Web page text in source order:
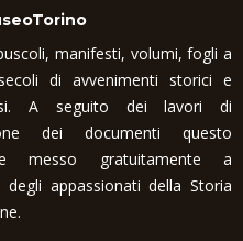
manifesti, volumi, fogli a
di avvenimenti storici e
A seguito dei lavori di
dei documenti questo
messo gratuitamente a
appassionati della Storia